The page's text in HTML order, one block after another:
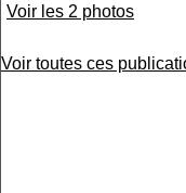
Voir les 2 photos
Voir toutes ces